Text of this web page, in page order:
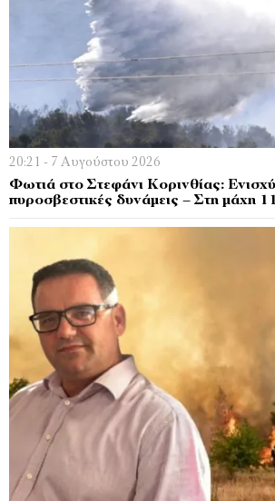
20:21 - 7 Αυγούστου 2026
Φωτιά στο Στεφάνι Κορινθίας:
πυροσβεστικές δυνάμεις – Στη μάχη